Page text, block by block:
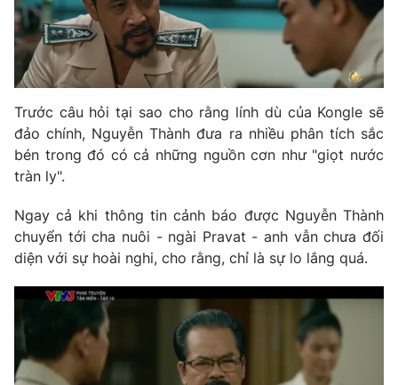
Liên hệ quảng cáo: 024-7300.7108
® Cấm sao chép dưới mọi hình thức nếu không có sự chấp
thông tin từ website này.
Trước câu hỏi tại sao cho rằng lính dù của Kongle sẽ
đảo chính, Nguyễn Thành đưa ra nhiều phân tích sắc
bén trong đó có cả những nguồn cơn như "giọt nước
tràn ly".
Ngay cả khi thông tin cảnh báo được Nguyễn Thành
chuyển tới cha nuôi - ngài Pravat - anh vẫn chưa đối
diện với sự hoài nghi, cho rằng, chỉ là sự lo lắng quá.